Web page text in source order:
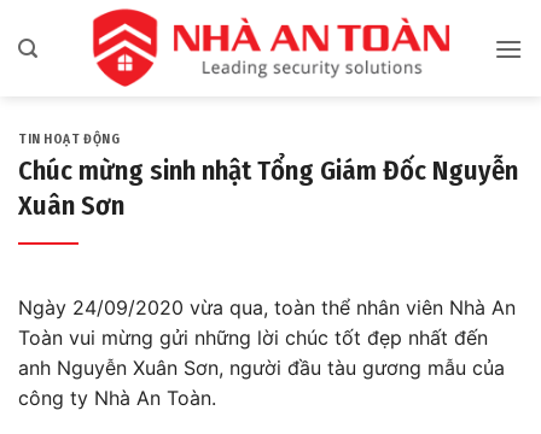
qua
TIN HOẠT ĐỘNG
Chúc mừng sinh nhật Tổng Giám Đốc Nguyễn
Xuân Sơn
Ngày 24/09/2020 vừa qua, toàn thể nhân viên Nhà An
Toàn vui mừng gửi những lời chúc tốt đẹp nhất đến
anh Nguyễn Xuân Sơn, người đầu tàu gương mẫu của
công ty Nhà An Toàn.